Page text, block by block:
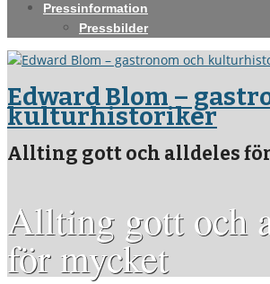
Pressinformation
Pressbilder
Edward Blom –
kulturhistoriker
Allting gott och alldeles
Allting gott och
för mycket